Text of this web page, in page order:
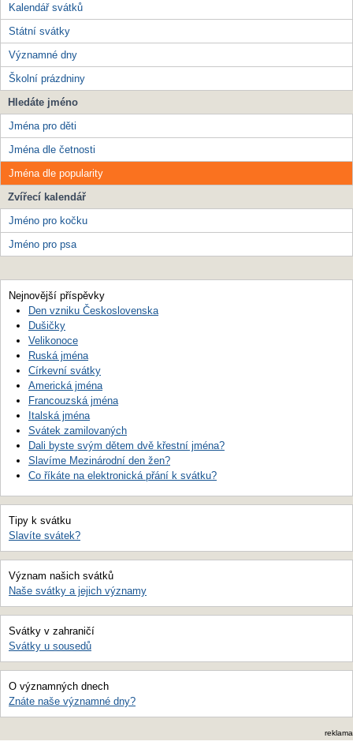
Kalendář svátků
Státní svátky
Významné dny
Školní prázdniny
Hledáte jméno
Jména pro děti
Jména dle četnosti
Jména dle popularity
Zvířecí kalendář
Jméno pro kočku
Jméno pro psa
Nejnovější příspěvky
Den vzniku Československa
Dušičky
Velikonoce
Ruská jména
Církevní svátky
Americká jména
Francouzská jména
Italská jména
Svátek zamilovaných
Dali byste svým dětem dvě křestní jména?
Slavíme Mezinárodní den žen?
Co říkáte na elektronická přání k svátku?
Tipy k svátku
Slavíte svátek?
Význam našich svátků
Naše svátky a jejich významy
Svátky v zahraničí
Svátky u sousedů
O významných dnech
Znáte naše významné dny?
reklama